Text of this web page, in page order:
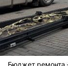
Бюджет ремонта